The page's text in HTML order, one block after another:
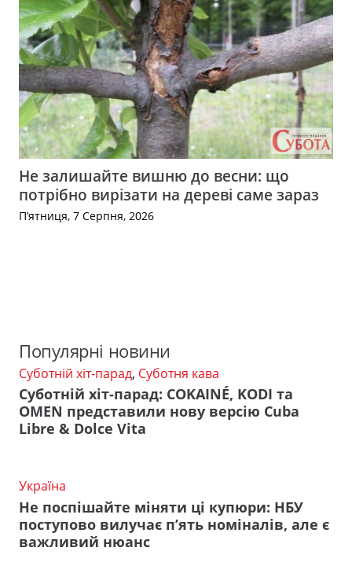
Не залишайте вишню до весни: що
потрібно вирізати на дереві саме зараз
П’ятниця, 7 Серпня, 2026
Популярні новини
Суботній хіт-парад, Суботня кава
Суботній хіт-парад: COKAINÉ, KODI та
OMEN представили нову версію Cuba
Libre & Dolce Vita
Україна
Не поспішайте міняти ці купюри: НБУ
поступово вилучає п’ять номіналів, але є
важливий нюанс